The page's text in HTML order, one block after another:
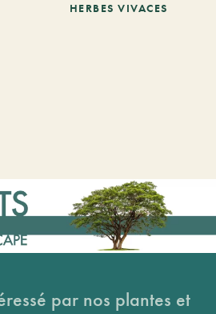
HERBES VIVACES
par nos plantes et